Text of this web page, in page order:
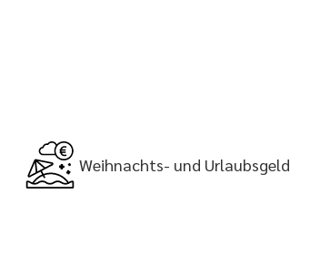
Weihnachts- und Urlaubsgeld